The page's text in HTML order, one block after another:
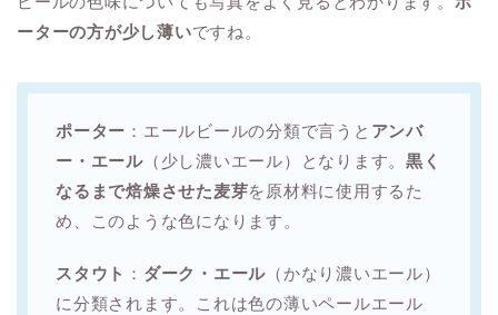
ーターの方が少し薄いですね。
ポーター ：エールビールの分類で言うと アンバ
ー・エール（少し濃いエール）となります。黒く
なるまで焙燥させた麦芽を原材料に使用するた
め、このような色になります。
スタウト ： ダーク・エール （かなり濃いエール）
に分類されます。これは色の薄いペールエール